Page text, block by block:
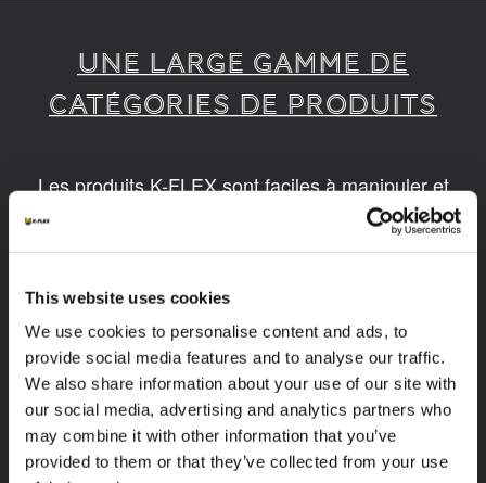
This website uses cookies
We use cookies to personalise content and ads, to
provide social media features and to analyse our traffic.
We also share information about your use of our site with
our social media, advertising and analytics partners who
may combine it with other information that you’ve
provided to them or that they’ve collected from your use
UNE LARGE GAMME DE
CATÉGORIES DE PRODUITS
Les produits K-FLEX sont faciles à manipuler et
assembler. Nos produits sont disponibles en
différentes dimensions et basés sur des
1/